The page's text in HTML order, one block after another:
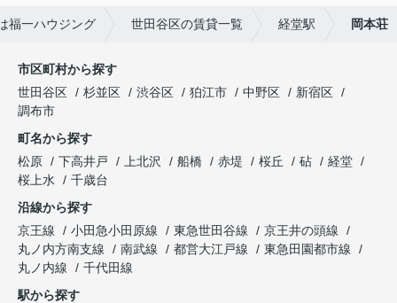
福一ハウジング 世田谷区の賃貸一覧 経堂駅 岡本荘
市区町村から探す
世田谷区
杉並区 渋谷区 狛江市 中野区
新宿区
調布市
町名から探す
松原
下高井戸 上北沢 船橋 赤堤 桜丘 砧
経堂
桜上水
千歳台
沿線から探す
京王線
小田急小田原線 東急世田谷線
京王井の頭線
丸ノ内方南支線
南武線 都営大江戸線
東急田園都市線
丸ノ内線
千代田線
駅から探す